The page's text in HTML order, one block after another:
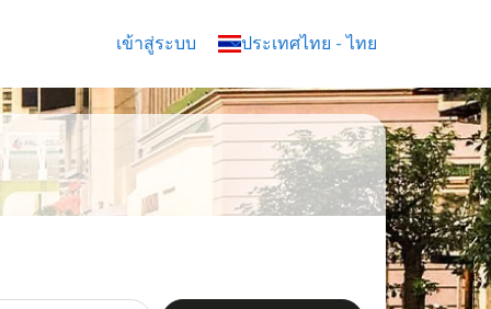
เข้าสู่ระบบ ประเทศไทย - ไทย
keyboard_arrow_down